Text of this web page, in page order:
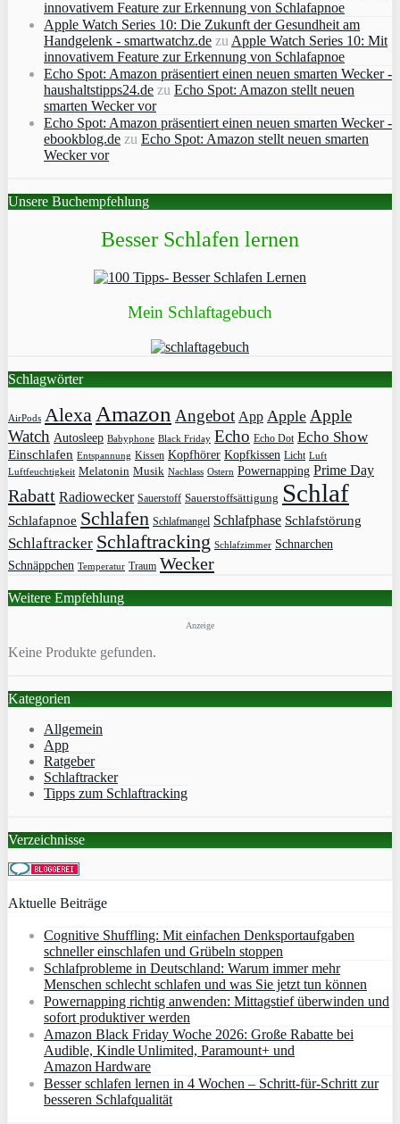
innovativem Feature zur Erkennung von Schlafapnoe
Apple Watch Series 10: Die Zukunft der Gesundheit am
Handgelenk - smartwatchz.de zuApple Watch Series 10: Mit
innovativem Feature zur Erkennung von Schlafapnoe
Echo Spot: Amazon präsentiert einen neuen smarten Wecker -
haushaltstipps24.de zu Echo Spot: Amazon stellt neuen
smarten Wecker vor
Echo Spot: Amazon präsentiert einen neuen smarten Wecker -
ebookblog.de zu Echo Spot: Amazon stellt neuen smarten
Wecker vor
Unsere Buchempfehlung
Besser Schlafen lernen
Mein Schlaftagebuch
Schlagwörter
AirPods Alexa Amazon Angebot App Apple Apple
Watch Autosleep Babyphone Black Friday Echo Echo Dot Echo Show
Einschlafen Entspannung Kissen Kopfhörer Kopfkissen Licht Luft
Luftfeuchtigkeit Melatonin Musik Nachlass Ostern Powernapping Prime Day
Rabatt Radiowecker Sauerstoff Sauerstoffsättigung Schlaf
Schlafapnoe Schlafen Schlafmangel Schlafphase Schlafstörung
Schlaftracker Schlaftracking Schlafzimmer Schnarchen
Schnäppchen Temperatur Traum Wecker
Weitere Empfehlung
Anzeige
Keine Produkte gefunden.
Kategorien
Allgemein
App
Ratgeber
Schlaftracker
Tipps zum Schlaftracking
Verzeichnisse
Aktuelle Beiträge
Cognitive Shuffling: Mit einfachen Denksportaufgaben
schneller einschlafen und Grübeln stoppen
Schlafprobleme in Deutschland: Warum immer mehr
Menschen schlecht schlafen und was Sie jetzt tun können
Powernapping richtig anwenden: Mittagstief überwinden und
sofort produktiver werden
Amazon Black Friday Woche 2026: Große Rabatte bei
Audible, Kindle Unlimited, Paramount+ und
Amazon Hardware
Besser schlafen lernen in 4 Wochen – Schritt‑für‑Schritt zur
besseren Schlafqualität